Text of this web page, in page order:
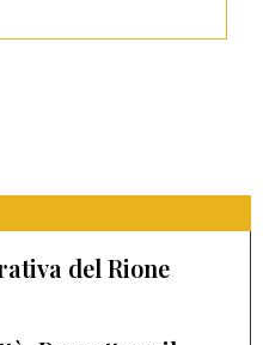
del Rione